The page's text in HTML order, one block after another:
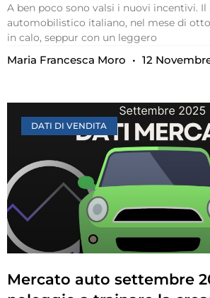
A ben poco sono valsi i nuovi incentivi.
automobilistico italiano, nel mese di
in calo, seppur con un leggero
Maria Francesca Moro 12
DATI DI VENDITA
Mercato auto settembre